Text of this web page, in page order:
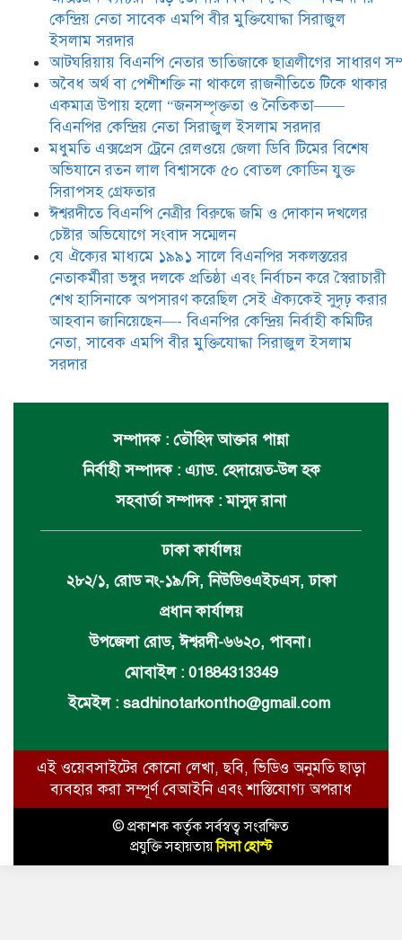
যে ঐক্যের মাধ্যমে ১৯৯১ সালে
বিএনপির সকলস্তরের নেতাকর্মীরা ভঙ্গুর
দলকে প্রতিষ্ঠা এবং নির্বাচন করে
স্বৈরাচারী শেখ হাসিনাকে অপসারণ
করেছিল সেই ঐক্যকেই সুদৃঢ় করার
আহবান জানিয়েছেন—- বিএনপির কেন্দ্রিয় নির্বাহী কমিটির নেতা,
সাবেক এমপি বীর মুক্তিযোদ্ধা সিরাজুল ইসলাম সরদার
কেন্দ্রিয় নেতা সাবেক এমপি বীর মুক্তিযোদ্ধা সিরাজুল
ইসলাম সরদার
আটঘরিয়ায় বিএনপি নেতার ভাতিজাকে ছাত্রলীগের সাধারণ
​​অবৈধ অর্থ বা পেশীশক্তি না থাকলে রাজনীতিতে টিকে থাকার
একমাত্র উপায় হলো “জনসম্পৃক্ততা ও নৈতিকতা——
বিএনপির কেন্দ্রিয় নেতা সিরাজুল ইসলাম সরদার
মধুমতি এক্সপ্রেস ট্রেনে রেলওয়ে জেলা ডিবি টিমের বিশেষ
অভিযানে রতন লাল বিশ্বাসকে ৫০ বোতল কোডিন যুক্ত
সিরাপসহ গ্রেফতার
ঈশ্বরদীতে বিএনপি নেত্রীর বিরুদ্ধে জমি ও দোকান দখলের
চেষ্টার অভিযোগে সংবাদ সম্মেলন
যে ঐক্যের মাধ্যমে ১৯৯১ সালে বিএনপির সকলস্তরের
নেতাকর্মীরা ভঙ্গুর দলকে প্রতিষ্ঠা এবং নির্বাচন করে স্বৈরাচারী
শেখ হাসিনাকে অপসারণ করেছিল সেই ঐক্যকেই সুদৃঢ় করার
আহবান জানিয়েছেন—- বিএনপির কেন্দ্রিয় নির্বাহী কমিটির
নেতা, সাবেক এমপি বীর মুক্তিযোদ্ধা সিরাজুল ইসলাম
সরদার
সম্পাদক : তৌহিদ আক্তার পান্না
নির্বাহী সম্পাদক : এ্যাড. হেদায়েত-উল হক
সহবার্তা সম্পাদক : মাসুদ রানা
ঢাকা কার্যালয়
২৮২/১, রোড নং-১৯/সি, নিউডিওএইচএস, ঢাকা
প্রধান কার্যালয়
উপজেলা রোড, ঈশ্বরদী-৬৬২০, পাবনা।
মোবাইল : 01884313349
ইমেইল : sadhinotarkontho@gmail.com
এই ওয়েবসাইটের কোনো লেখা, ছবি, ভিডিও অনুমতি ছাড়া
ব্যবহার করা সম্পূর্ণ বেআইনি এবং শাস্তিযোগ্য অপরাধ
© প্রকাশক কর্তৃক সর্বস্বত্ব সংরক্ষিত
প্রযুক্তি সহায়তায়সিসা হোস্ট